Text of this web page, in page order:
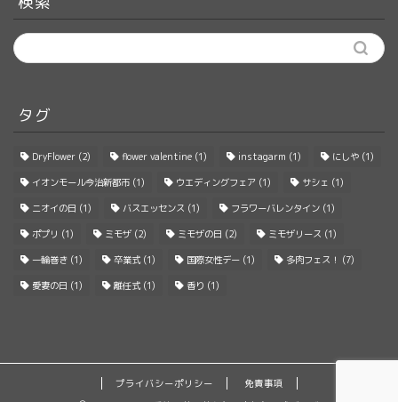
タグ
DryFlower (2) flower valentine (1) instagarm (1) にしや (1)
イオンモール今治新都市 (1) ウエディングフェア (1) サシェ (1)
ニオイの日 (1) バスエッセンス (1) フラワーバレンタイン (1)
ポプリ (1) ミモザ (2) ミモザの日 (2) ミモザリース (1)
一輪巻き (1) 卒業式(1) 国際女性デー (1) 多肉フェス！ (7)
愛妻の日 (1) 離任式(1) 香り (1)
プライバシーポリシー
免責事項